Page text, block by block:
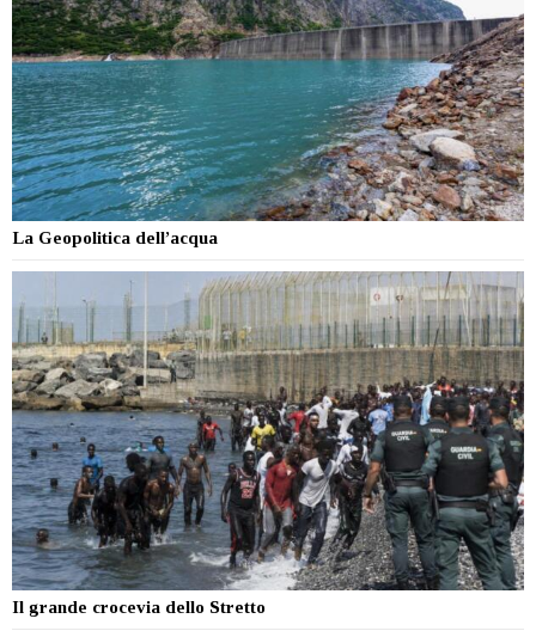
La Geopolitica dell’acqua
Il grande crocevia dello Stretto